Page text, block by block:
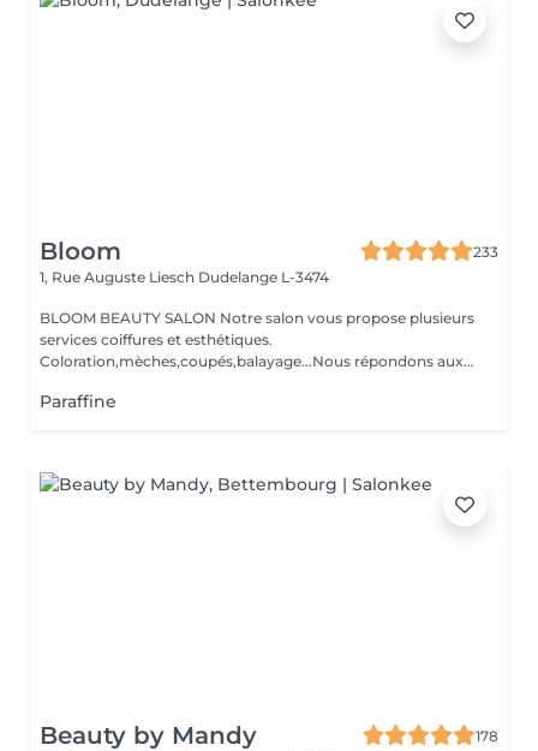
Bloom
233
1, Rue Auguste Liesch Dudelange L-3474
BLOOM BEAUTY SALON Notre salon vous propose plusieurs
services coiffures et esthétiques.
Coloration,mèches,coupés,balayage...Nous répondons aux
Paraffine
Beauty by Mandy
178